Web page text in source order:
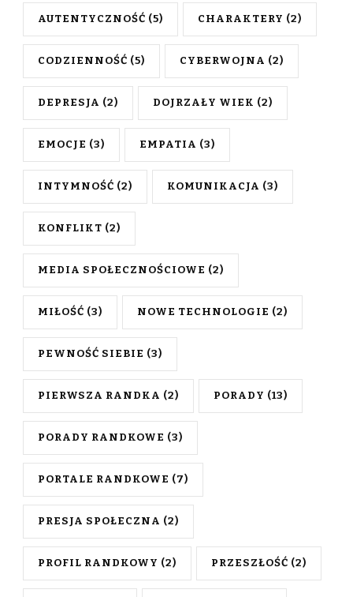
AUTENTYCZNOŚĆ (5) CHARAKTERY (2)
CODZIENNOŚĆ (5) CYBERWOJNA (2)
DEPRESJA (2) DOJRZAŁY WIEK (2)
EMOCJE (3) EMPATIA (3)
INTYMNOŚĆ (2) KOMUNIKACJA (3)
KONFLIKT (2)
MEDIA SPOŁECZNOŚCIOWE (2)
MIŁOŚĆ (3) NOWE TECHNOLOGIE (2)
PEWNOŚĆ SIEBIE (3)
PIERWSZA RANDKA (2) PORADY (13)
PORADY RANDKOWE (3)
PORTALE RANDKOWE (7)
PRESJA SPOŁECZNA (2)
PROFIL RANDKOWY (2) PRZESZŁOŚĆ (2)